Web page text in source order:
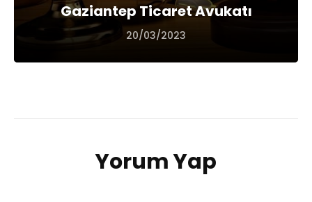
Gaziantep Ticaret Avukatı
20/03/2023
Yorum Yap